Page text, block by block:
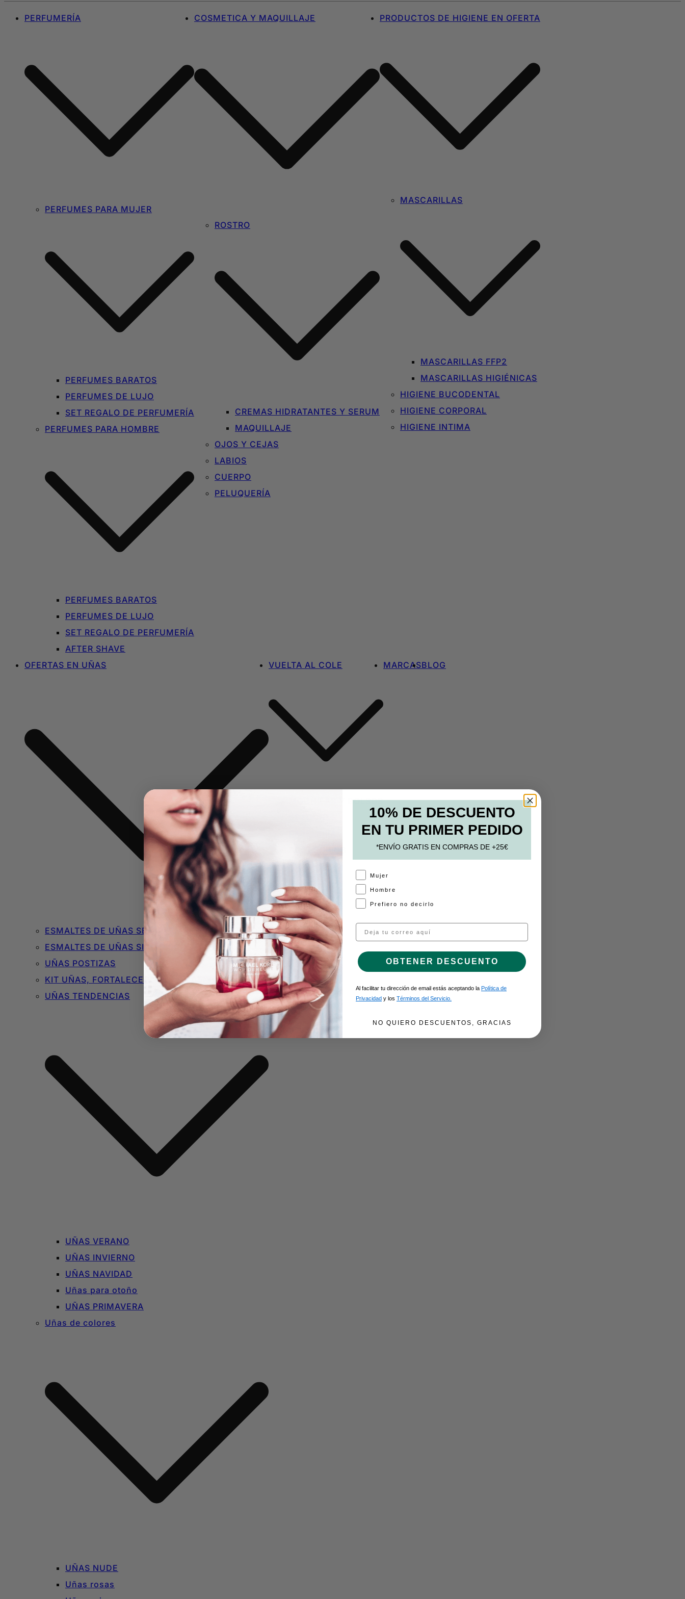
PERFUMERÍA
PERFUMES PARA MUJER
PERFUMES BARATOS
PERFUMES DE LUJO
SET REGALO DE PERFUMERÍA
PERFUMES PARA HOMBRE
PERFUMES BARATOS
PERFUMES DE LUJO
SET REGALO DE PERFUMERÍA
AFTER SHAVE
COSMETICA Y MAQUILLAJE
ROSTRO
CREMAS HIDRATANTES Y SERUM
MAQUILLAJE
OJOS Y CEJAS
LABIOS
CUERPO
PELUQUERÍA
PRODUCTOS DE HIGIENE EN OFERTA
MASCARILLAS
MASCARILLAS FFP2
MASCARILLAS HIGIÉNICAS
HIGIENE BUCODENTAL
HIGIENE CORPORAL
HIGIENE INTIMA
OFERTAS EN UÑAS
ESMALTES DE UÑAS SEMIPERMANENTES O DE GEL
ESMALTES DE UÑAS SIN TÓXICOS
UÑAS POSTIZAS
KIT UÑAS, FORTALECEDORES Y BÁSICOS
UÑAS TENDENCIAS
UÑAS VERANO
UÑAS INVIERNO
UÑAS NAVIDAD
Uñas para otoño
UÑAS PRIMAVERA
Uñas de colores
UÑAS NUDE
Uñas rosas
VUELTA AL COLE
MOCHILAS Y BOLSOS
MARCASBLOG
10% DE DESCUENTO
EN TU PRIMER PEDIDO
*ENVÍO GRATIS EN COMPRAS DE +25€
A Mujer
Hombre
Prefiero no decirlo
Email
OBTENER DESCUENTO
Al facilitar tu dirección de email estás aceptando la Política de
Privacidad y los Términos del Servicio.
NO QUIERO DESCUENTOS, GRACIAS